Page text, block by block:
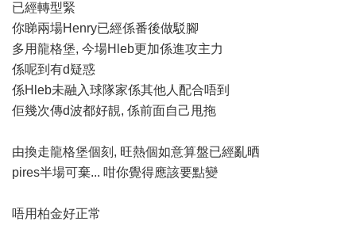
已經轉型緊
你睇兩場Henry已經係番後做駁腳
多用龍格堡, 今場Hleb更加係進攻主力
係呢到有d疑惑
係Hleb未融入球隊家係其他人配合唔到
佢幾次傳d波都好靚, 係前面自己甩拖
由換走龍格堡個刻, 旺熱個如意算盤已經亂晒
pires半場可棄... 咁你覺得應該要點變
唔用柏金好正常